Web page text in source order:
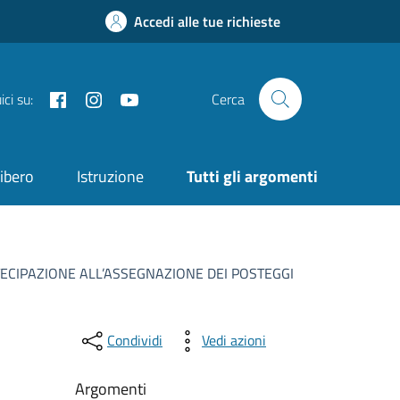
Accedi alle tue richieste
su: FacebookInstagram Cerca
Istruzione Tutti gli argomenti
ALL’ASSEGNAZIONE DEI POSTEGGI
Condividi Vedi azioni
Argomenti